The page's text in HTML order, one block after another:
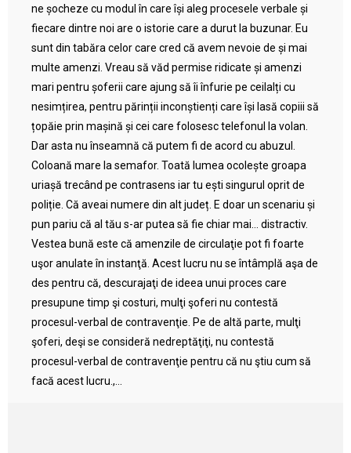
ne șocheze cu modul în care își aleg procesele verbale și
fiecare dintre noi are o istorie care a durut la buzunar. Eu
sunt din tabăra celor care cred că avem nevoie de și mai
multe amenzi. Vreau să văd permise ridicate și amenzi
mari pentru șoferii care ajung să îi înfurie pe ceilalți cu
nesimțirea, pentru părinții inconștienți care își lasă copiii să
țopăie prin mașină și cei care folosesc telefonul la volan.
Dar asta nu înseamnă că putem fi de acord cu abuzul.
Coloană mare la semafor. Toată lumea ocolește groapa
uriașă trecând pe contrasens iar tu ești singurul oprit de
poliție. Că aveai numere din alt județ. E doar un scenariu și
pun pariu că al tău s-ar putea să fie chiar mai… distractiv.
Vestea bună este că amenzile de circulaţie pot fi foarte
uşor anulate în instanţă. Acest lucru nu se întâmplă aşa de
des pentru că, descurajaţi de ideea unui proces care
presupune timp şi costuri, mulţi şoferi nu contestă
procesul-verbal de contravenţie. Pe de altă parte, mulţi
şoferi, deşi se consideră nedreptăţiţi, nu contestă
procesul-verbal de contravenţie pentru că nu ştiu cum să
facă acest lucru.,...